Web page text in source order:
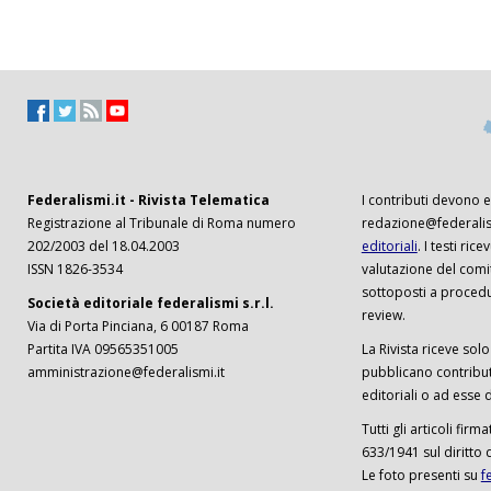
Federalismi.it - Rivista Telematica
Registrazione al Tribunale di Roma numero
202/2003 del 18.04.2003
ISSN 1826-3534
Società editoriale federalismi s.r.l.
Via di Porta Pinciana, 6 00187 Roma
Partita IVA 09565351005
amministrazione@federalismi.it
I contributi devono
editoriali. I testi
valutazione del
sottoposti a
review.
La Rivista riceve
pubblicano
editoriali o ad esse
Tutti gli articoli
633/1941 sul diritto
Le foto presenti su